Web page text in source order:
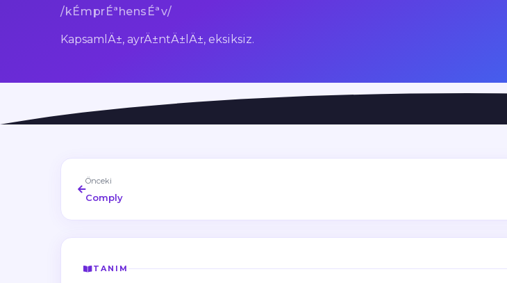
/kÉmprÉªhensÉªv/
KapsamlÄ±, ayrÄ±ntÄ±lÄ±, eksiksiz.
Önceki
Comply
TANIM